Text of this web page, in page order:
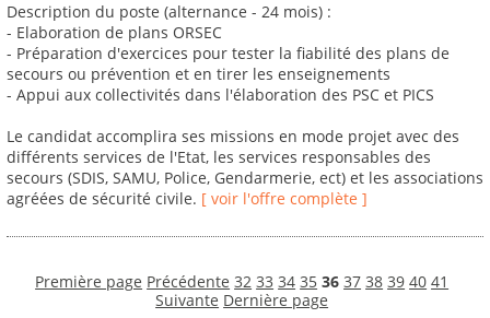
Description du poste (alternance - 24 mois) :
- Elaboration de plans ORSEC
- Préparation d'exercices pour tester la fiabilité des plans de
secours ou prévention et en tirer les enseignements
- Appui aux collectivités dans l'élaboration des PSC et PICS
Le candidat accomplira ses missions en mode projet avec des
différents services de l'Etat, les services responsables des
secours (SDIS, SAMU, Police, Gendarmerie, ect) et les associations
agréées de sécurité civile. [ voir l'offre complète ]
Première page Précédente 32 33 34 35 36 37 38 39 40 41
Suivante Dernière page